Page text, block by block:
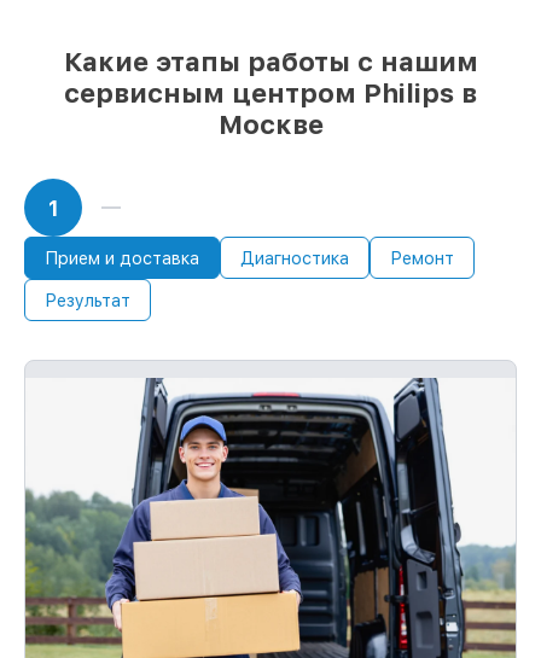
Какие этапы работы с нашим
сервисным центром Philips в
Москве
1
Прием и доставка Диагностика Ремонт
Результат